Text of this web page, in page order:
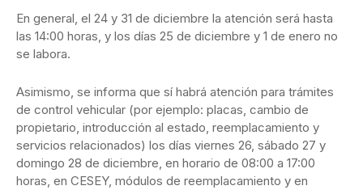
En general, el 24 y 31 de diciembre la atención será hasta
las 14:00 horas, y los días 25 de diciembre y 1 de enero no
se labora.
Asimismo, se informa que sí habrá atención para trámites
de control vehicular (por ejemplo: placas, cambio de
propietario, introducción al estado, reemplacamiento y
servicios relacionados) los días viernes 26, sábado 27 y
domingo 28 de diciembre, en horario de 08:00 a 17:00
horas, en CESEY, módulos de reemplacamiento y en